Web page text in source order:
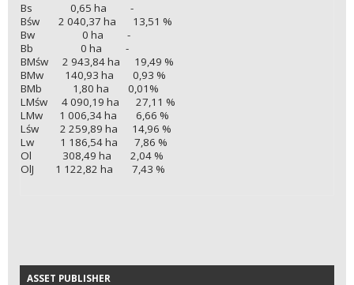
Bs 0,65 ha -
Bśw 2 040,37 ha 13,51 %
Bw 0 ha -
Bb 0 ha -
BMśw 2 943,84 ha 19,49 %
BMw 140,93 ha 0,93 %
BMb 1,80 ha 0,01%
LMśw 4 090,19 ha 27,11 %
LMw 1 006,34 ha 6,66 %
Lśw 2 259,89 ha 14,96 %
Lw 1 186,54 ha 7,86 %
Ol 308,49 ha 2,04 %
OlJ 1 122,82 ha 7,43 %
ASSET PUBLISHER
ASSET PUBLISHER